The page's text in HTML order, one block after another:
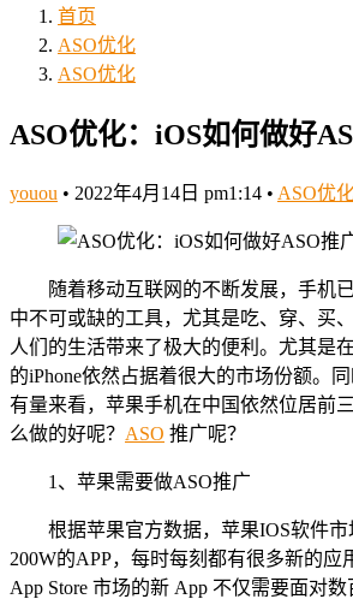
首页
ASO优化
ASO优化
ASO优化：iOS如何做好
youou • 2022年4月14日 pm1:14 • ASO优
随着移动互联网的不断发展，手机
中不可或缺的工具，尤其是吃、穿、买
人们的生活带来了极大的便利。尤其是
的iPhone依然占据着很大的市场份额。
有量来看，苹果手机在中国依然位居前
么做的好呢？ ASO 推广呢？
1、苹果需要做ASO推广
根据苹果官方数据，苹果IOS软件市
200W的APP，每时每刻都有很多新的应
App Store 市场的新 App 不仅需要面对